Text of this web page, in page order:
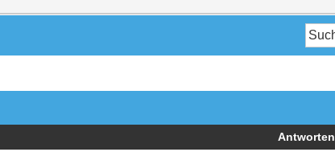
Antworten